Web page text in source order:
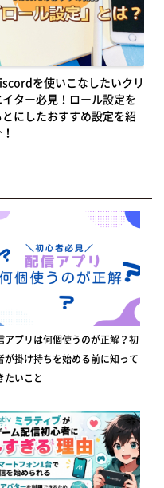
を使いこなしたいクリ
イター必見！ロール設定を
とにしたおすすめ設定を紹
アプリは何個使うのが正解？初
が掛け持ちを始める前に知って
たいこと